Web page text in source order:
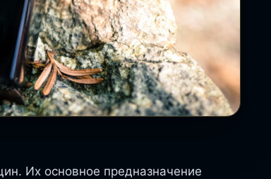
Их основное предназначение